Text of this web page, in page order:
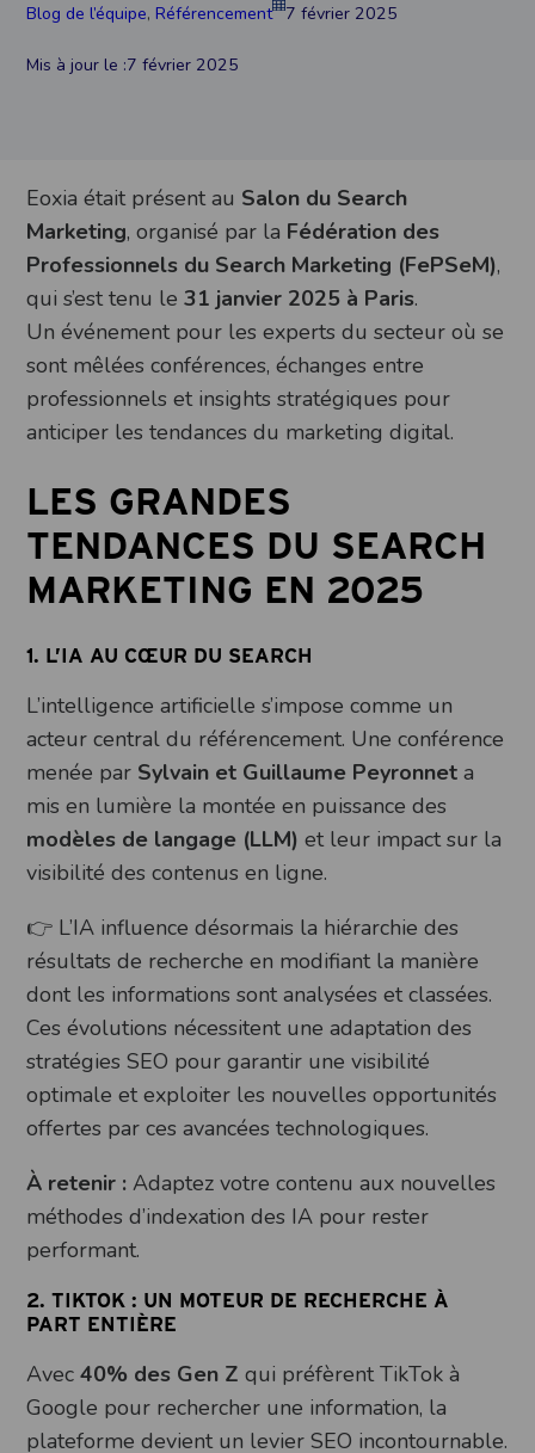
Blog de l’équipe, Référencement 7 février 2025
Mis à jour le :7 février 2025
Eoxia était présent au Salon du Search
Marketing, organisé par la Fédération des
Professionnels du Search Marketing (FePSeM),
qui s’est tenu le31 janvier 2025 à Paris.
Un événement pour les experts du secteur où se
sont mêlées conférences, échanges entre
professionnels et insights stratégiques pour
anticiper les tendances du marketing digital.
LES GRANDES
TENDANCES DU SEARCH
MARKETING EN 2025
1. L’IA AU CŒUR DU SEARCH
L’intelligence artificielle s’impose comme un
acteur central du référencement. Une conférence
menée par Sylvain et Guillaume Peyronnet a
mis en lumière la montée en puissance des
modèles de langage (LLM) et leur impact sur la
visibilité des contenus en ligne.
👉 L’IA influence désormais la hiérarchie des
résultats de recherche en modifiant la manière
dont les informations sont analysées et classées.
Ces évolutions nécessitent une adaptation des
stratégies SEO pour garantir une visibilité
optimale et exploiter les nouvelles opportunités
offertes par ces avancées technologiques.
À retenir : Adaptez votre contenu aux nouvelles
méthodes d’indexation des IA pour rester
performant.
2. TIKTOK : UN MOTEUR DE RECHERCHE À
PART ENTIÈRE
Avec40% des Gen Z qui préfèrent TikTok à
Google pour rechercher une information, la
plateforme devient un levier SEO incontournable.